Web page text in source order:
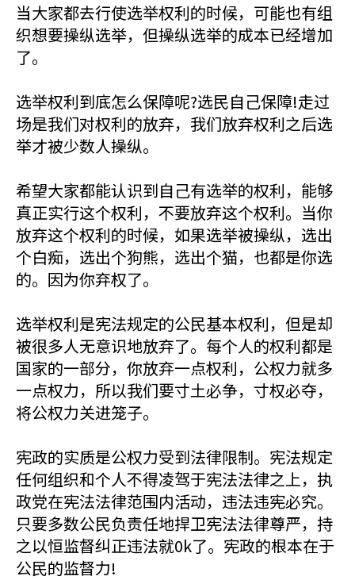
当大家都去行使选举权利的时候，可能也有组
织想要操纵选举，但操纵选举的成本已经增加
了。
选举权利到底怎么保障呢?选民自己保障!走过
场是我们对权利的放弃，我们放弃权利之后选
举才被少数人操纵。
希望大家都能认识到自己有选举的权利，能够
真正实行这个权利，不要放弃这个权利。当你
放弃这个权利的时候，如果选举被操纵，选出
个白痴，选出个狗熊，选出个猫，也都是你选
的。因为你弃权了。
选举权利是宪法规定的公民基本权利，但是却
被很多人无意识地放弃了。每个人的权利都是
国家的一部分，你放弃一点权利，公权力就多
一点权力，所以我们要寸土必争，寸权必夺，
将公权力关进笼子。
宪政的实质是公权力受到法律限制。宪法规定
任何组织和个人不得凌驾于宪法法律之上，执
政党在宪法法律范围内活动，违法违宪必究。
只要多数公民负责任地捍卫宪法法律尊严，持
之以恒监督纠正违法就0k了。宪政的根本在于
公民的监督力!